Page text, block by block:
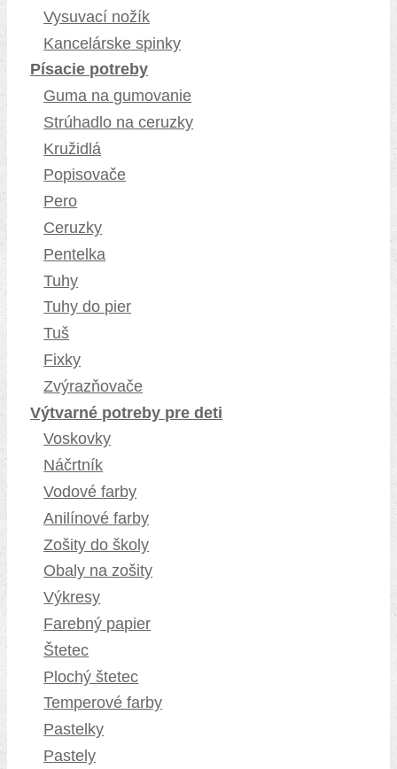
Vysuvací nožík
Kancelárske spinky
Písacie potreby
Guma na gumovanie
Strúhadlo na ceruzky
Kružidlá
Popisovače
Pero
Ceruzky
Pentelka
Tuhy
Tuhy do pier
Tuš
Fixky
Zvýrazňovače
Výtvarné potreby pre deti
Voskovky
Náčrtník
Vodové farby
Anilínové farby
Zošity do školy
Obaly na zošity
Výkresy
Farebný papier
Štetec
Plochý štetec
Temperové farby
Pastelky
Pastely